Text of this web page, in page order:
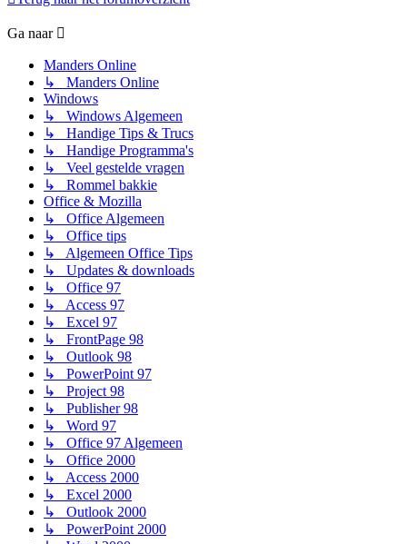
Ga naar
Manders Online
↳ Manders Online
Windows
↳ Windows Algemeen
↳ Handige Tips & Trucs
↳ Handige Programma's
↳ Veel gestelde vragen
↳ Rommel bakkie
Office & Mozilla
↳ Office Algemeen
↳ Office tips
↳ Algemeen Office Tips
↳ Updates & downloads
↳ Office 97
↳ Access 97
↳ Excel 97
↳ FrontPage 98
↳ Outlook 98
↳ PowerPoint 97
↳ Project 98
↳ Publisher 98
↳ Word 97
↳ Office 97 Algemeen
↳ Office 2000
↳ Access 2000
↳ Excel 2000
↳ Outlook 2000
↳ PowerPoint 2000